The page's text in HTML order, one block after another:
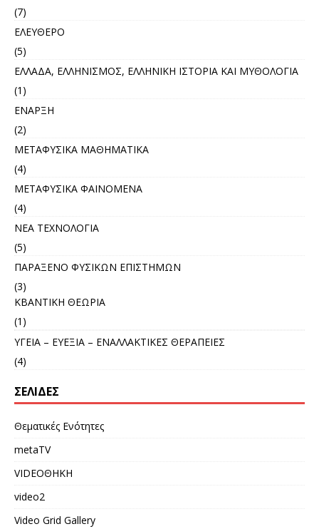
(7)
ΕΛΕΥΘΕΡΟ
(5)
ΕΛΛΑΔΑ, ΕΛΛΗΝΙΣΜΟΣ, ΕΛΛΗΝΙΚΗ ΙΣΤΟΡΙΑ ΚΑΙ ΜΥΘΟΛΟΓΙΑ
(1)
ΕΝΑΡΞΗ
(2)
ΜΕΤΑΦΥΣΙΚΑ ΜΑΘΗΜΑΤΙΚΑ
(4)
ΜΕΤΑΦΥΣΙΚΑ ΦΑΙΝΟΜΕΝΑ
(4)
ΝΕΑ ΤΕΧΝΟΛΟΓΙΑ
(5)
ΠΑΡΑΞΕΝΟ ΦΥΣΙΚΩΝ ΕΠΙΣΤΗΜΩΝ
(3)
ΚΒΑΝΤΙΚΗ ΘΕΩΡΙΑ
(1)
ΥΓΕΙΑ – ΕΥΕΞΙΑ – ΕΝΑΛΛΑΚΤΙΚΕΣ ΘΕΡΑΠΕΙΕΣ
(4)
ΣΕΛΊΔΕΣ
Θεματικές Ενότητες
metaTV
VIDEOΘΗΚΗ
video2
Video Grid Gallery